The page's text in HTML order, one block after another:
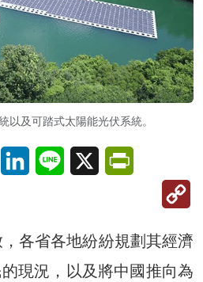
以及可踏式太陽能光伏系統。
Email LinkedInLine X
各省各地紛紛規劃其經濟
現況，以及將中國推向為